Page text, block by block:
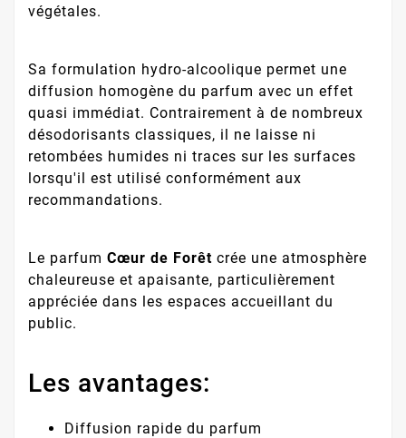
végétales.
Sa formulation hydro-alcoolique permet une
diffusion homogène du parfum avec un effet
quasi immédiat. Contrairement à de nombreux
désodorisants classiques, il ne laisse ni
retombées humides ni traces sur les surfaces
lorsqu'il est utilisé conformément aux
recommandations.
Le parfum Cœur de Forêt crée une atmosphère
chaleureuse et apaisante, particulièrement
appréciée dans les espaces accueillant du
public.
Les avantages:
Diffusion rapide du parfum